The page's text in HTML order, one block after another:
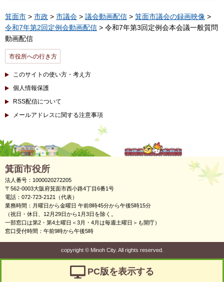
箕面市 > 市政 > 市議会 > 議会動画配信 > 箕面市議会の録画映像 >
令和7年第2回定例会動画配信 > 令和7年第3回定例会本会議一般質問
動画配信
市役所への行き方
このサイトの使い方・考え方
個人情報保護
RSS配信について
メールアドレスに関する注意事項
箕面市役所
法人番号：1000020272205
〒562-0003大阪府箕面市西小路4丁目6番1号
電話：072-723-2121（代表）
業務時間：月曜日から金曜日 午前8時45分から午後5時15分
（祝日・休日、12月29日から1月3日を除く。
一部窓口は第2・第4土曜日＜3月・4月は毎週土曜日＞も開庁）
窓口受付時間：午前9時から午後5時
copyright ©Minoh City. All rights reserved.
PC版を表示する